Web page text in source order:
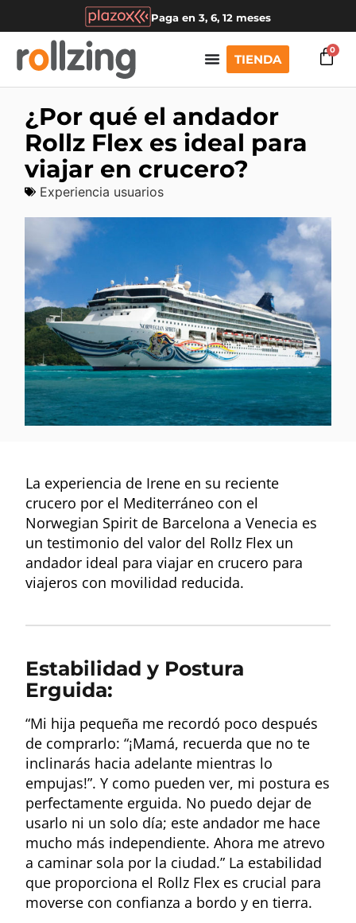
Paga en 3, 6, 12 meses
TIENDA
0
¿Por qué el andador
Rollz Flex es ideal para
viajar en crucero?
Experiencia usuarios
La experiencia de Irene en su reciente
crucero por el Mediterráneo con el
Norwegian Spirit de Barcelona a Venecia es
un testimonio del valor del Rollz Flex un
andador ideal para viajar en crucero para
viajeros con movilidad reducida.
Estabilidad y Postura
Erguida:
“Mi hija pequeña me recordó poco después
de comprarlo: “¡Mamá, recuerda que no te
inclinarás hacia adelante mientras lo
empujas!”. Y como pueden ver, mi postura es
perfectamente erguida. No puedo dejar de
usarlo ni un solo día; este andador me hace
mucho más independiente. Ahora me atrevo
a caminar sola por la ciudad.” La estabilidad
que proporciona el Rollz Flex es crucial para
moverse con confianza a bordo y en tierra.